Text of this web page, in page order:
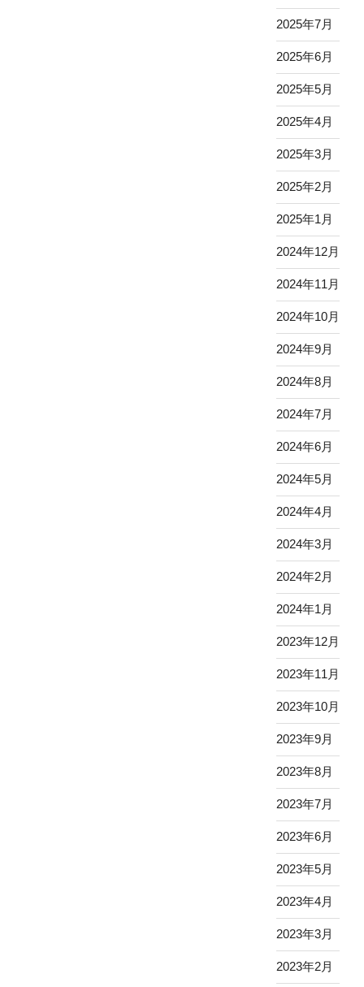
2025年7月
2025年6月
2025年5月
2025年4月
2025年3月
2025年2月
2025年1月
2024年12月
2024年11月
2024年10月
2024年9月
2024年8月
2024年7月
2024年6月
2024年5月
2024年4月
2024年3月
2024年2月
2024年1月
2023年12月
2023年11月
2023年10月
2023年9月
2023年8月
2023年7月
2023年6月
2023年5月
2023年4月
2023年3月
2023年2月